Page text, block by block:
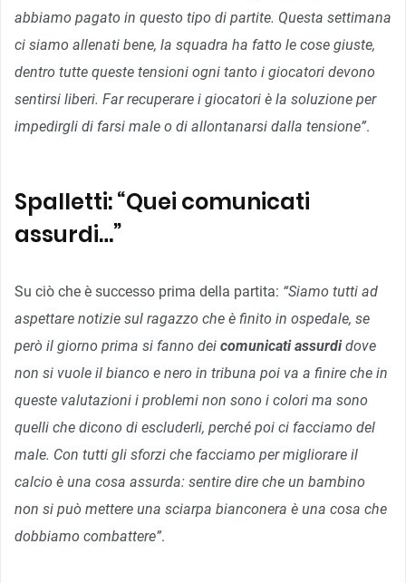
abbiamo pagato in questo tipo di partite. Questa settimana
ci siamo allenati bene, la squadra ha fatto le cose giuste,
dentro tutte queste tensioni ogni tanto i giocatori devono
sentirsi liberi. Far recuperare i giocatori è la soluzione per
impedirgli di farsi male o di allontanarsi dalla tensione”.
Spalletti: “Quei comunicati
assurdi…”
Su ciò che è successo prima della partita: “Siamo tutti ad
aspettare notizie sul ragazzo che è finito in ospedale, se
però il giorno prima si fanno dei comunicati assurdidove
non si vuole il bianco e nero in tribuna poi va a finire che in
queste valutazioni i problemi non sono i colori ma sono
quelli che dicono di escluderli, perché poi ci facciamo del
male. Con tutti gli sforzi che facciamo per migliorare il
calcio è una cosa assurda: sentire dire che un bambino
non si può mettere una sciarpa bianconera è una cosa che
dobbiamo combattere”.